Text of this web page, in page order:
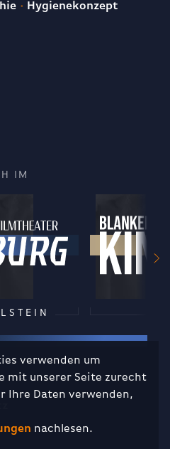
verwenden um
mit unserer Seite zurecht
Ihre Daten verwenden,
nachlesen.
Hygienekonzept
IM